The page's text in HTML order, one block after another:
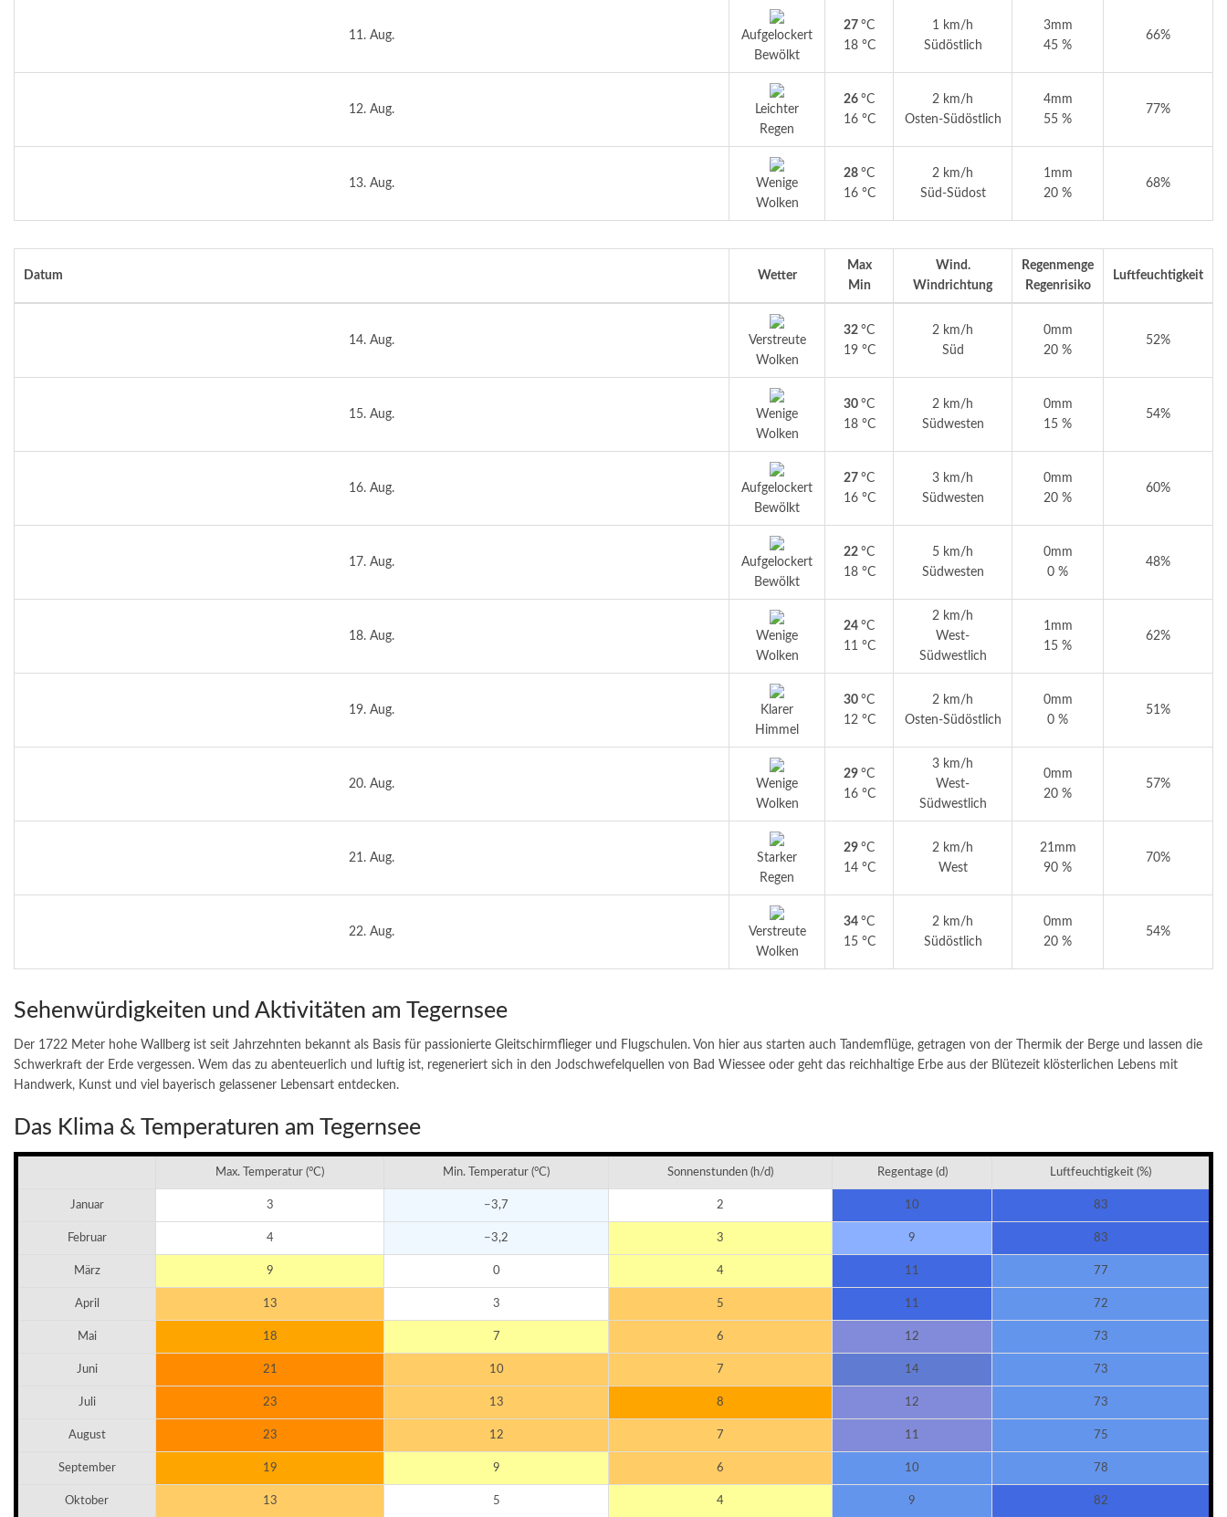
11. Aug.
Aufgelockert
Bewölkt
27 °C
18 °C
1 km/h
Südöstlich
3mm
45 %
66%
12. Aug.
Leichter
Regen
26 °C
16 °C
2 km/h
Osten-Südöstlich
4mm
55 %
77%
13. Aug.
Wenige
Wolken
28 °C
16 °C
2 km/h
Süd-Südost
1mm
20 %
68%
Datum Wetter
Max
Min
Wind.
Windrichtung
Regenmenge
Regenrisiko
Luftfeuchtigkeit
14. Aug.
Verstreute
Wolken
32 °C
19 °C
2 km/h
Süd
0mm
20 %
52%
15. Aug.
Wenige
Wolken
30 °C
18 °C
2 km/h
Südwesten
0mm
15 %
54%
16. Aug.
Aufgelockert
Bewölkt
27 °C
16 °C
3 km/h
Südwesten
0mm
20 %
60%
17. Aug.
Aufgelockert
Bewölkt
22 °C
18 °C
5 km/h
Südwesten
0mm
0 %
48%
18. Aug.
Wenige
Wolken
24 °C
11 °C
2 km/h
West-
Südwestlich
1mm
15 %
62%
19. Aug.
Klarer
Himmel
30 °C
12 °C
2 km/h
Osten-Südöstlich
0mm
0 %
51%
20. Aug.
Wenige
Wolken
29 °C
16 °C
3 km/h
West-
Südwestlich
0mm
20 %
57%
21. Aug.
Starker
Regen
29 °C
14 °C
2 km/h
West
21mm
90 %
70%
22. Aug.
Verstreute
Wolken
34 °C
15 °C
2 km/h
Südöstlich
0mm
20 %
54%
Sehenwürdigkeiten und Aktivitäten am Tegernsee
Der 1722 Meter hohe Wallberg ist seit Jahrzehnten bekannt als Basis für passionierte Gleitschirmflieger und Flugschulen. Von hier aus starten auch Tandemflüge, getragen von der Thermik der Berge und lassen die
Schwerkraft der Erde vergessen. Wem das zu abenteuerlich und luftig ist, regeneriert sich in den Jodschwefelquellen von Bad Wiessee oder geht das reichhaltige Erbe aus der Blütezeit klösterlichen Lebens mit
Handwerk, Kunst und viel bayerisch gelassener Lebensart entdecken.
Das Klima & Temperaturen am Tegernsee
Max. Temperatur (°C) Min. Temperatur (°C) Sonnenstunden (h/d) Regentage (d) Luftfeuchtigkeit (%)
Januar 3 −3,7 2 10 83
Februar 4 −3,2 3 9 83
März 9 0 4 11 77
April 13 3 5 11 72
Mai 18 7 6 12 73
Juni 21 10 7 14 73
Juli 23 13 8 12 73
August 23 12 7 11 75
September 19 9 6 10 78
Oktober 13 5 4 9 82